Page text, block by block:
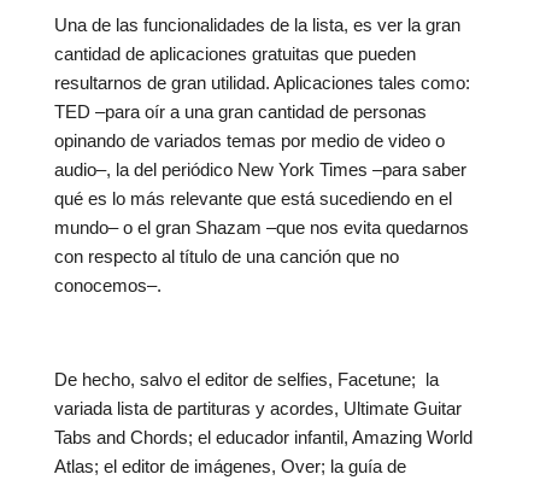
Una de las funcionalidades de la lista, es ver la gran
cantidad de aplicaciones gratuitas que pueden
resultarnos de gran utilidad. Aplicaciones tales como:
TED –para oír a una gran cantidad de personas
opinando de variados temas por medio de video o
audio–, la del periódico New York Times –para saber
qué es lo más relevante que está sucediendo en el
mundo– o el gran Shazam –que nos evita quedarnos
con respecto al título de una canción que no
conocemos–.
De hecho, salvo el editor de selfies, Facetune; la
variada lista de partituras y acordes, Ultimate Guitar
Tabs and Chords; el educador infantil, Amazing World
Atlas; el editor de imágenes, Over; la guía de